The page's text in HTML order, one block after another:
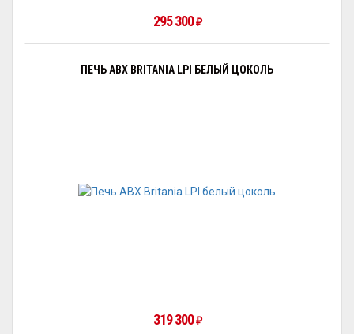
295 300 ₽
ПЕЧЬ ABX BRITANIA LPI БЕЛЫЙ ЦОКОЛЬ
319 300 ₽